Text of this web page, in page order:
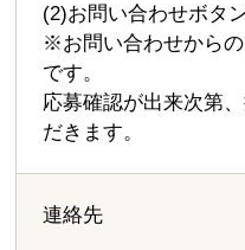
(2)お問い合わせボタ
※お問い合わせから
です。
応募確認が出来次第
だきます。
連絡先